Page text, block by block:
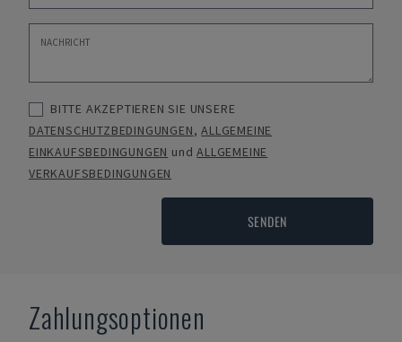
BITTE AKZEPTIEREN SIE UNSERE
DATENSCHUTZBEDINGUNGEN,ALLGEMEINE
EINKAUFSBEDINGUNGEN undALLGEMEINE
VERKAUFSBEDINGUNGEN
SENDEN
Zahlungsoptionen